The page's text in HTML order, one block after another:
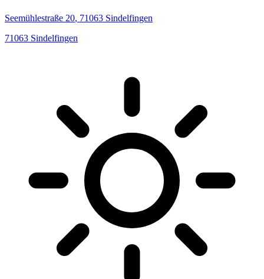
Seemühlestraße 20, 71063 Sindelfingen
71063 Sindelfingen